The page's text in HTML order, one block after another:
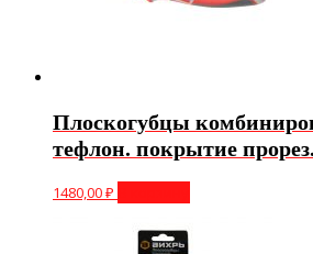
Плоскогубцы
тефлон. покрытие
1480,00₽